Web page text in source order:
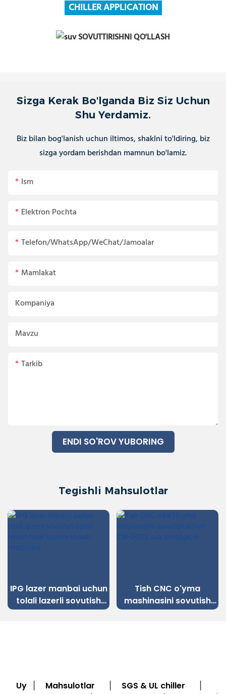
CHILLER APPLICATION
Sizga Kerak Bo'lganda Biz Siz Uchun
Shu Yerdamiz.
Biz bilan bog'lanish uchun iltimos, shaklni to'ldiring, biz
sizga yordam berishdan mamnun bo'lamiz.
Ism
Elektron Pochta
Telefon/WhatsApp/WeChat/Jamoalar
Mamlakat
Kompaniya
Mavzu
Tarkib
ENDI SO'ROV YUBORING
Tegishli Mahsulotlar
IPG lazer manbai uchun
tolali lazerli sovutish
tizimi metall tolali
Tish CNC o'yma
mashinasini sovutish
uchun CW-5000 suv
Uy Mahsulotlar SGS & UL chiller